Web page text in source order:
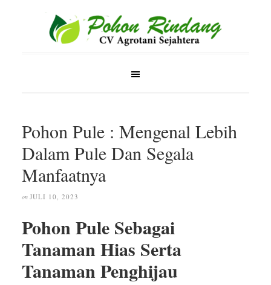
Pohon Pule : Mengenal Lebih
Dalam Pule Dan Segala
Manfaatnya
on JULI 10, 2023
Pohon Pule Sebagai
Tanaman Hias Serta
Tanaman Penghijau